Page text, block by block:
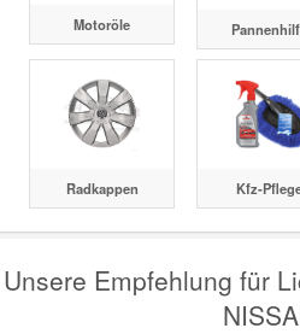
Motoröle
Radkappen Kfz-
Unsere Empfehlung für